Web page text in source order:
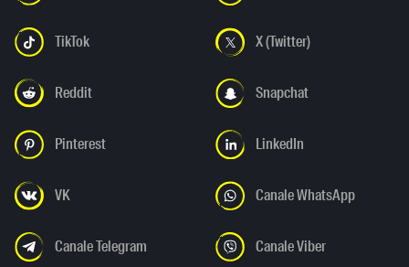
TikTok X (Twitter)
Reddit Snapchat
Pinterest LinkedIn
VK Canale WhatsApp
Canale Telegram Canale Viber